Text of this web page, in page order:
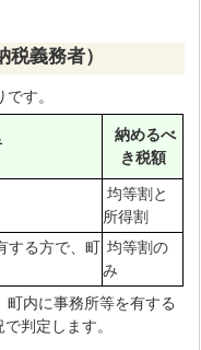
税義務者）
す。
納めるべ
き税額
均等割と
所得割
する方で、町 均等割の
み
内に事務所等を有する
判定します。